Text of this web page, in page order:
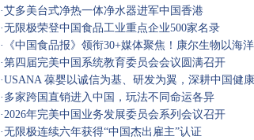
·艾多美台式净热一体净水器进军中国香港
·无限极荣登中国食品工业重点企业500家名录
·
《中国食品报》领衔30+媒体聚焦！康尔生物以海
技守护万家
·第四届完美中国系统教育委员会会议圆满召开
·USANA 葆婴以诚信为基、研发为翼，深耕中国健
场
· 多家跨国直销进入中国，玩法不同命运各异
·2026年完美中国业务发展委员会系列会议召开
·无限极连续六年获得“中国杰出雇主”认证